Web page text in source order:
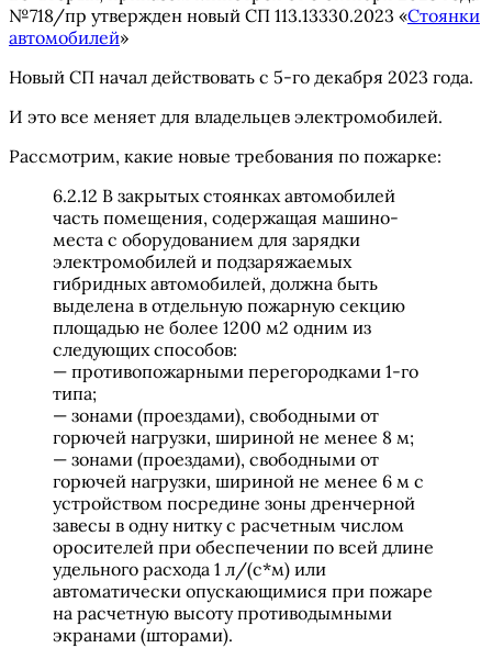
№718/пр утвержден новый СП 113.13330.2023 «Стоянки
автомобилей»
Новый СП начал действовать с 5-го декабря 2023 года.
И это все меняет для владельцев электромобилей.
Рассмотрим, какие новые требования по пожарке:
6.2.12 В закрытых стоянках автомобилей
часть помещения, содержащая машино-
места с оборудованием для зарядки
электромобилей и подзаряжаемых
гибридных автомобилей, должна быть
выделена в отдельную пожарную секцию
площадью не более 1200 м2 одним из
следующих способов:
— противопожарными перегородками 1-го
типа;
— зонами (проездами), свободными от
горючей нагрузки, шириной не менее 8 м;
— зонами (проездами), свободными от
горючей нагрузки, шириной не менее 6 м с
устройством посредине зоны дренчерной
завесы в одну нитку с расчетным числом
оросителей при обеспечении по всей длине
удельного расхода 1 л/(с*м) или
автоматически опускающимися при пожаре
на расчетную высоту противодымными
экранами (шторами).